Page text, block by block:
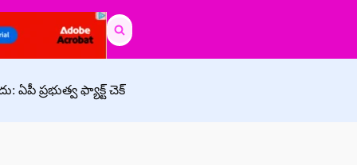
Search
for:
ఏపీ ప్రభుత్వ ఫ్యాక్ట్ చెక్